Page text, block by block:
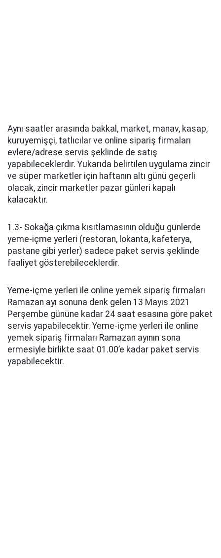
Aynı saatler arasında bakkal, market, manav, kasap,
kuruyemişçi, tatlıcılar ve online sipariş firmaları
evlere/adrese servis şeklinde de satış
yapabileceklerdir. Yukarıda belirtilen uygulama zincir
ve süper marketler için haftanın altı günü geçerli
olacak, zincir marketler pazar günleri kapalı
kalacaktır.
1.3- Sokağa çıkma kısıtlamasının olduğu günlerde
yeme-içme yerleri (restoran, lokanta, kafeterya,
pastane gibi yerler) sadece paket servis şeklinde
faaliyet gösterebileceklerdir.
Yeme-içme yerleri ile online yemek sipariş firmaları
Ramazan ayı sonuna denk gelen 13 Mayıs 2021
Perşembe gününe kadar 24 saat esasına göre paket
servis yapabilecektir. Yeme-içme yerleri ile online
yemek sipariş firmaları Ramazan ayının sona
ermesiyle birlikte saat 01.00’e kadar paket servis
yapabilecektir.